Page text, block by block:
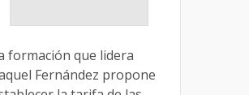
formación que lidera
Fernández propone